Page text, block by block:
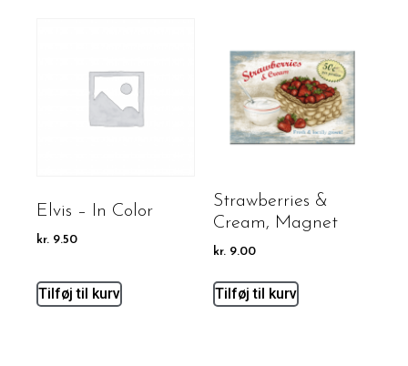
Elvis – In Color
kr. 9.50
Tilføj til kurv
Strawberries &
Cream, Magnet
kr. 9.00
Tilføj til kurv